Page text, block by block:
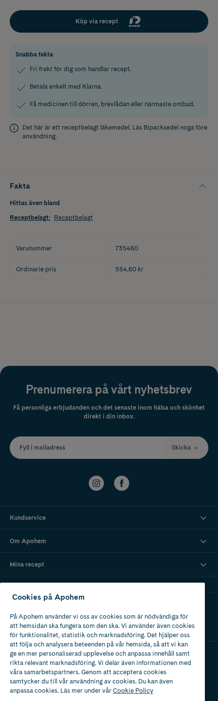
Köp via recept
Snabba fakta
Fri frakt för dig som handlar recept.
Betala enkelt med Klarna.
Få medicinen till dörren, brevlådan eller närmaste ombud.
Det här är ett receptbelagt läkemedel. Läs Bipacksedel noga före
användning.
Fakta
Hittas även bland
Receptbelagt: Receptbelagt
Varunummer 735460
Ordinarie pris 554,60 kr
Prenumerera på vårt nyhetsbrev
Få personliga erbjudanden och det senaste inom hälsa och skönhet
direkt i din inbox.
Fyll i mailadress Skicka
Kundservice
Om Apohem
Mina recept
Apotek med tillstånd
av Läkemedelsverket
Cookies på Apohem
På Apohem använder vi oss av cookies som är nödvändiga för
att hemsidan ska fungera som den ska. Vi använder även cookies
för funktionalitet, statistik och marknadsföring. Det hjälper oss
att följa och analysera beteenden på vår hemsida, så att vi kan
ge en mer personaliserad upplevelse och anpassa innehåll samt
rikta relevant marknadsföring. Vi delar även informationen med
våra samarbetspartners. Genom att acceptera cookies
samtycker du till vår användning av cookies. Du kan även
anpassa cookies. Läs mer under vårCookie Policy